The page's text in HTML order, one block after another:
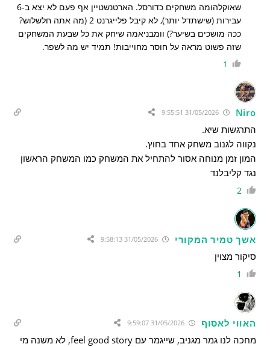
שאוקלהומה משחקים כדורסל. הארטנשטיין אף פעם לא יצא ב-6
עבירות (שישתדל יותר), לא קיבל פלייגרנט 2 (מה אתה חלשלוש?
ככה מושכים בשיער?) וומבניאמה שיחק את כל שבעת המשחקים
שזה פשוט מראה על חוסר מחוייבות! תמיד יש מה לשפר.
1
Niro
31/05/2026 9:55:51
התרגשות שיא.
נקווה לגנוב משחק אחד בחוץ.
המון זמן מנוחה אסור להתחיל את המשחק כמו המשחק הראשון
נגד קליבלנד
2
אשך טמיר המקורי
סיקור מצוין
1
האווי לאסוף 31/05/2026 9:59:07
מחכה לנו גמר מגניב, שייגמר עם feel good story, לא משנה מי